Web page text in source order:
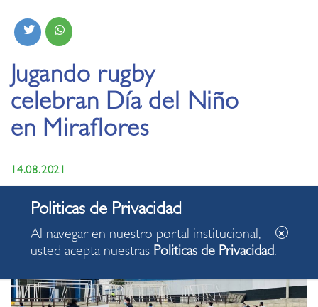
Jugando rugby
celebran Día del Niño
en Miraflores
14.08.2021
Al navegar en nuestro portal institucional,
usted acepta nuestras Politicas de Privacidad.